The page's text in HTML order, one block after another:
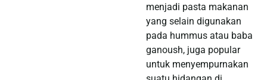
menjadi pasta makanan
yang selain digunakan
pada hummus atau baba
ganoush, juga popular
untuk menyempurnakan